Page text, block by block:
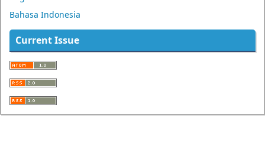
Bahasa Indonesia
Current Issue